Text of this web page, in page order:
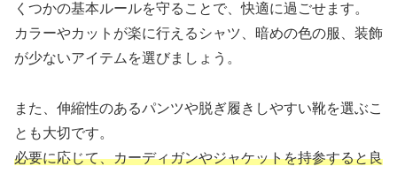
くつかの基本ルールを守ることで、快適に過ごせます。
カラーやカットが楽に行えるシャツ、暗めの色の服、装飾
が少ないアイテムを選びましょう。
また、伸縮性のあるパンツや脱ぎ履きしやすい靴を選ぶこ
とも大切です。
必要に応じて、カーディガンやジャケットを持参すると良